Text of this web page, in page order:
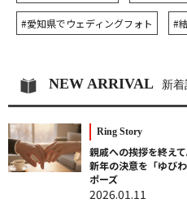
#愛知県でウェディングフォト #
NEW ARRIVAL 新
Ring Story
親戚への挨拶を終えて
新年の決意を「ゆび
ポーズ
2026.01.11